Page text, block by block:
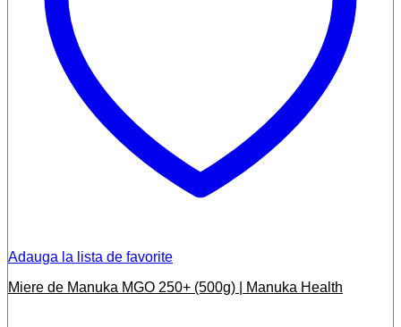
Adauga la lista de favorite
Miere de Manuka MGO 250+ (500g) | Manuka Health